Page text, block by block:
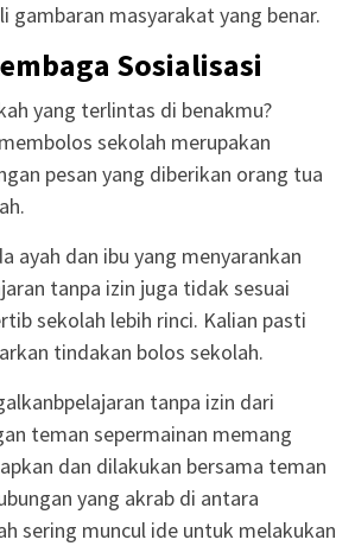
masyarakat yang benar.
Sosialisasi
yang terlintas di benakmu?
sekolah merupakan
pesan yang diberikan orang tua
ayah dan ibu yang menyarankan
tanpa izin juga tidak sesuai
sekolah lebih rinci. Kalian pasti
tindakan bolos sekolah.
tanpa izin dari
teman sepermainan memang
dan dilakukan bersama teman
yang akrab di antara
sering muncul ide untuk melakukan